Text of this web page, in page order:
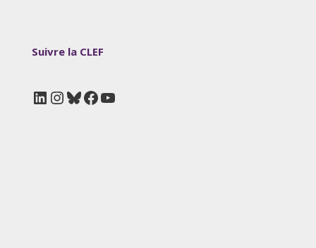
Suivre la CLEF
LinkedIn
Instagram
Bluesky
Facebook
YouTube